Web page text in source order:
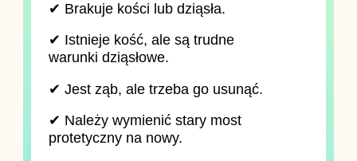
✔ Brakuje kości lub dziąsła.
✔ Istnieje kość, ale są trudne
warunki dziąsłowe.
✔ Jest ząb, ale trzeba go usunąć.
✔ Należy wymienić stary most
protetyczny na nowy.